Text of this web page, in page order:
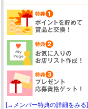
[→メンバー特典の詳細をみる]